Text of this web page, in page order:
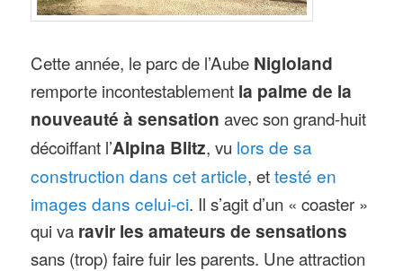
Cette année, le parc de l’Aube Nigloland
remporte incontestablement la palme de la
nouveauté à sensation avec son grand-huit
décoiffant l’Alpina Blitz, vu lors de sa
construction dans cet article, ettesté en
images dans celui-ci. Il s’agit d’un « coaster »
qui va ravir les amateurs de sensations
sans (trop) faire fuir les parents. Une attraction